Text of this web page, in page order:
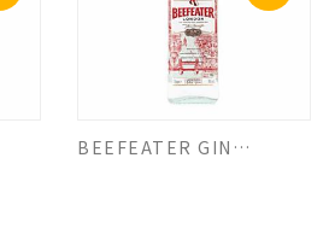
BEEFEATER GIN英人琴酒1000ml